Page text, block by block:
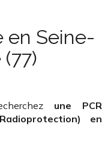
en Seine-
une PCR
en